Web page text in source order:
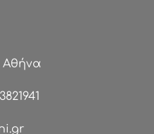
Αθήνα